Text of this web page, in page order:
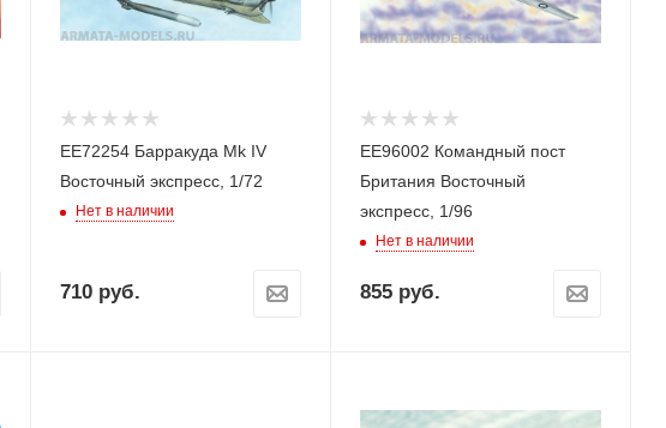
ЕЕ72254 Барракуда Мk IV
Восточный экспресс, 1/72
Нет в наличии
710 руб.
ЕЕ96002 Командный пост
Британия Восточный
экспресс, 1/96
Нет в наличии
855 руб.